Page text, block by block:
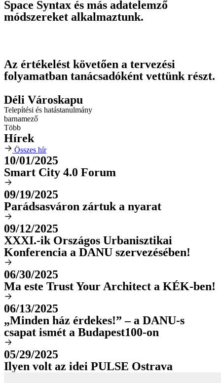
Space Syntax és más adatelemző
módszereket alkalmaztunk.
Az értékelést követően a tervezési
folyamatban tanácsadóként vettünk részt.
Déli Városkapu
Telepítési és hatástanulmány
barnamező
Több
Hírek
Összes hír
10/01/2025
Smart City 4.0 Forum
09/19/2025
Parádsasváron zártuk a nyarat
09/12/2025
XXXI.-ik Országos Urbanisztikai
Konferencia a DANU szervezésében!
06/30/2025
Ma este Trust Your Architect a KÉK-ben!
06/13/2025
„Minden ház érdekes!” – a DANU-s
csapat ismét a Budapest100-on
05/29/2025
Ilyen volt az idei PULSE Ostrava